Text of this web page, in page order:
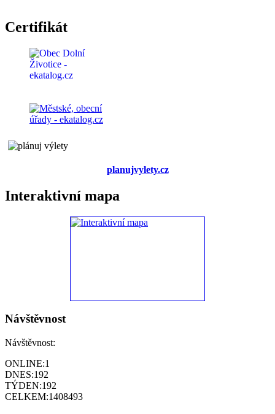
Certifikát
planujvylety.cz
Interaktivní mapa
Návštěvnost
Návštěvnost:
ONLINE:1
DNES:192
TÝDEN:192
CELKEM:1408493